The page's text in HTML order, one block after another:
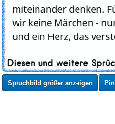
Spruchbild größer anzeigen